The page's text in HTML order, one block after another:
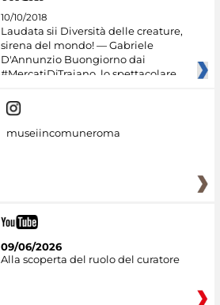
10/10/2018
Laudata sii Diversità delle creature,
sirena del mondo! — Gabriele
D'Annunzio Buongiorno dai
#MercatiDiTraiano, lo spettacolare
museiincomuneroma
09/06/2026
Alla scoperta del ruolo del curatore